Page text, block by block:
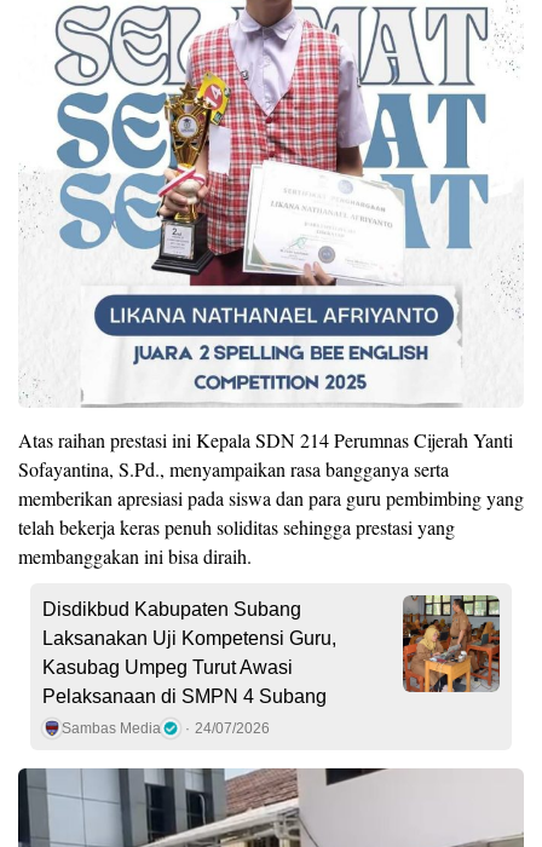
Atas raihan prestasi ini Kepala SDN 214 Perumnas Cijerah Yanti
Sofayantina, S.Pd., menyampaikan rasa bangganya serta
memberikan apresiasi pada siswa dan para guru pembimbing yang
telah bekerja keras penuh soliditas sehingga prestasi yang
membanggakan ini bisa diraih.
Disdikbud Kabupaten Subang
Laksanakan Uji Kompetensi Guru,
Kasubag Umpeg Turut Awasi
Pelaksanaan di SMPN 4 Subang
Sambas Media 24/07/2026